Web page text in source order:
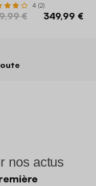
4 (2)
€ 349,99 €
nos actus